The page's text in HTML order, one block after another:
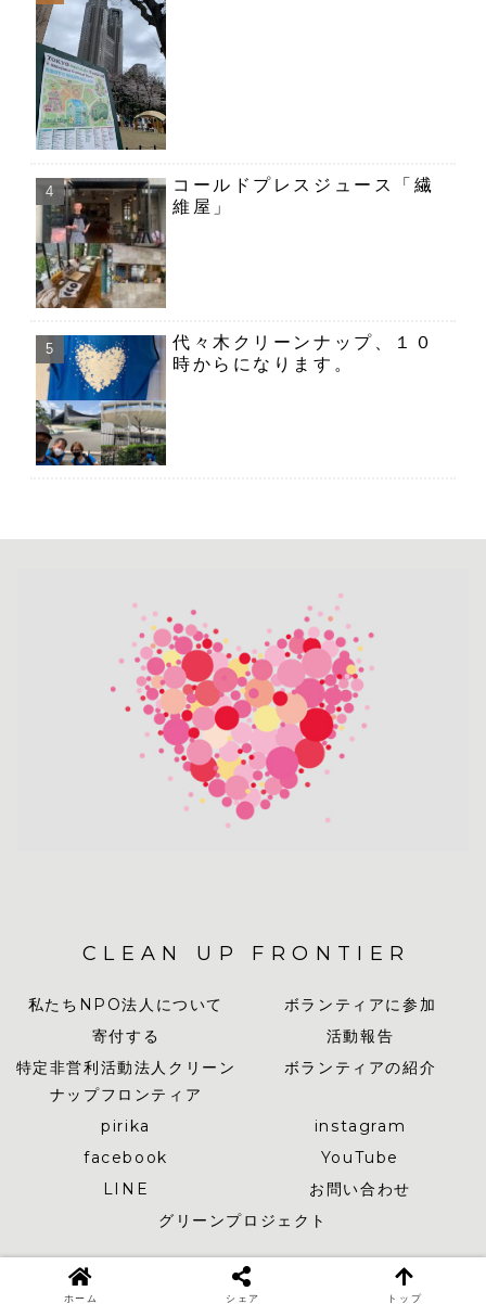
コールドプレスジュース「繊
維屋」
代々木クリーンナップ、１０
時からになります。
CLEAN UP FRONTIER
私たちNPO法人について
ボランティアに参加
寄付する
活動報告
特定非営利活動法人クリーン
ナップフロンティア
ボランティアの紹介
pirika
instagram
facebook
YouTube
LINE
お問い合わせ
グリーンプロジェクト
© 2019-2026 CLEAN UP FRONTIER.
ホーム シェア トップ